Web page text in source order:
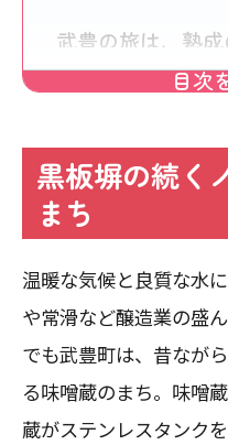
武豊の旅は、熟成
黒板塀の続く
まち
温暖な気候と良質な水
や常滑など醸造業の盛
でも武豊町は、昔なが
る味噌蔵のまち。味噌
蔵がステンレスタンク